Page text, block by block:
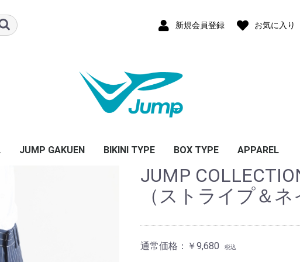
新規会員登録 お気に入り
JUMP GAKUEN BIKINI TYPE BOX TYPE APPAREL
JUMP
（ストライプ＆ネ
通常価格： ￥9,680 税込